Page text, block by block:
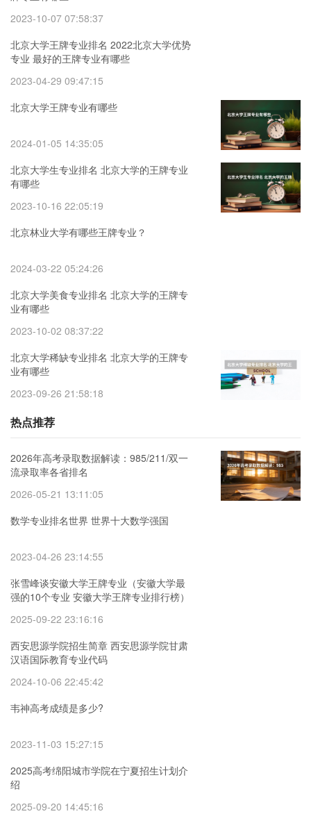
2023-10-07 07:58:37
北京大学王牌专业排名 2022北京大学优势
专业 最好的王牌专业有哪些
2023-04-29 09:47:15
北京大学王牌专业有哪些
2024-01-05 14:35:05
北京大学生专业排名 北京大学的王牌专业
有哪些
2023-10-16 22:05:19
北京林业大学有哪些王牌专业？
2024-03-22 05:24:26
北京大学美食专业排名 北京大学的王牌专
业有哪些
2023-10-02 08:37:22
北京大学稀缺专业排名 北京大学的王牌专
业有哪些
2023-09-26 21:58:18
热点推荐
2026年高考录取数据解读：985/211/双一
流录取率各省排名
2026-05-21 13:11:05
数学专业排名世界 世界十大数学强国
2023-04-26 23:14:55
张雪峰谈安徽大学王牌专业（安徽大学最
强的10个专业 安徽大学王牌专业排行榜）
2025-09-22 23:16:16
西安思源学院招生简章 西安思源学院甘肃
汉语国际教育专业代码
2024-10-06 22:45:42
韦神高考成绩是多少?
2023-11-03 15:27:15
2025高考绵阳城市学院在宁夏招生计划介
绍
2025-09-20 14:45:16